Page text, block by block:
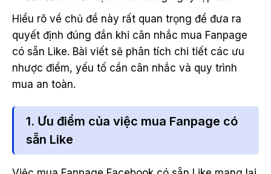
Hiểu rõ về chủ đề này rất quan trọng để đưa ra
quyết định đúng đắn khi cân nhắc mua Fanpage
có sẵn Like. Bài viết sẽ phân tích chi tiết các ưu
nhược điểm, yếu tố cần cân nhắc và quy trình
mua an toàn.
1. Ưu điểm của việc mua Fanpage có
sẵn Like